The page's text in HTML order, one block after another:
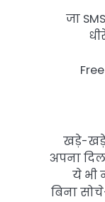
जा
खड़े-खड़े
अपना
ये भी
बिना